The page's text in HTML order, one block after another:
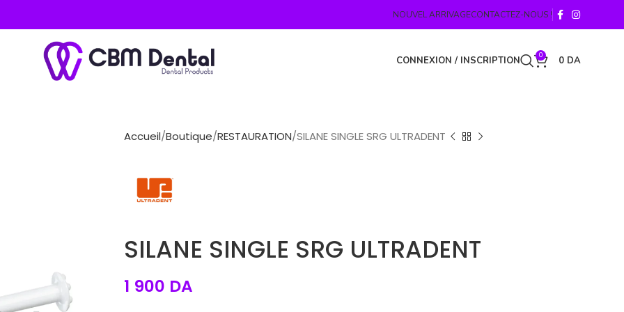
NOUVEL ARRIVAGECONTACTEZ-NOUS !
CONNEXION / INSCRIPTION 0 0 DA
Accueil Boutique RESTAURATION SILANE SINGLE SRG ULTRADENT
SILANE SINGLE SRG ULTRADENT
1 900 DA